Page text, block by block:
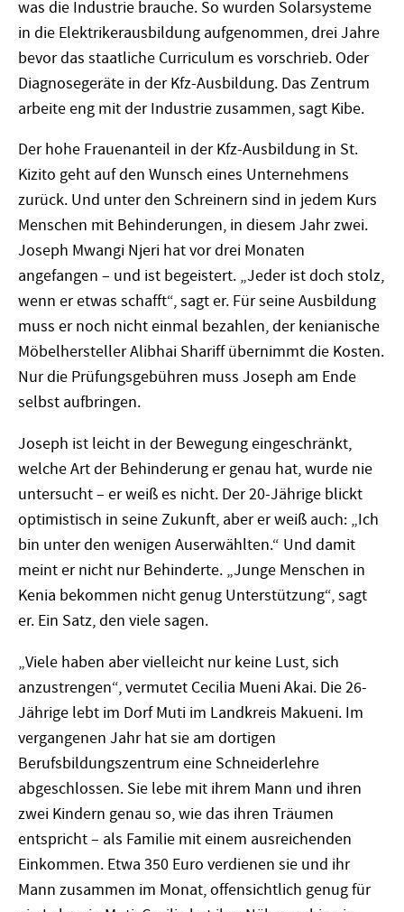
was die Industrie brauche. So wurden Solarsysteme
in die Elektrikerausbildung aufgenommen, drei Jahre
bevor das staatliche Curriculum es vorschrieb. Oder
Diagnosegeräte in der Kfz-Ausbildung. Das Zentrum
arbeite eng mit der Industrie zusammen, sagt Kibe.
Der hohe Frauenanteil in der Kfz-Ausbildung in St.
Kizito geht auf den Wunsch eines Unternehmens
zurück. Und unter den Schreinern sind in jedem Kurs
Menschen mit Behinderungen, in diesem Jahr zwei.
Joseph Mwangi Njeri hat vor drei Monaten
angefangen – und ist begeistert. „Jeder ist doch stolz,
wenn er etwas schafft“, sagt er. Für seine Ausbildung
muss er noch nicht einmal bezahlen, der kenianische
Möbelhersteller Alibhai Shariff übernimmt die Kosten.
Nur die Prüfungsgebühren muss Joseph am Ende
selbst aufbringen.
Joseph ist leicht in der Bewegung eingeschränkt,
welche Art der Behinderung er genau hat, wurde nie
untersucht – er weiß es nicht. Der 20-Jährige blickt
optimistisch in seine Zukunft, aber er weiß auch: „Ich
bin unter den wenigen Auserwählten.“ Und damit
meint er nicht nur Behinderte. „Junge Menschen in
Kenia bekommen nicht genug Unterstützung“, sagt
er. Ein Satz, den viele sagen.
„Viele haben aber vielleicht nur keine Lust, sich
anzustrengen“, vermutet Cecilia Mueni Akai. Die 26-
Jährige lebt im Dorf Muti im Landkreis Makueni. Im
vergangenen Jahr hat sie am dortigen
Berufsbildungszentrum eine Schneiderlehre
abgeschlossen. Sie lebe mit ihrem Mann und ihren
zwei Kindern genau so, wie das ihren Träumen
entspricht – als Familie mit einem ausreichenden
Einkommen. Etwa 350 Euro verdienen sie und ihr
Mann zusammen im Monat, offensichtlich genug für